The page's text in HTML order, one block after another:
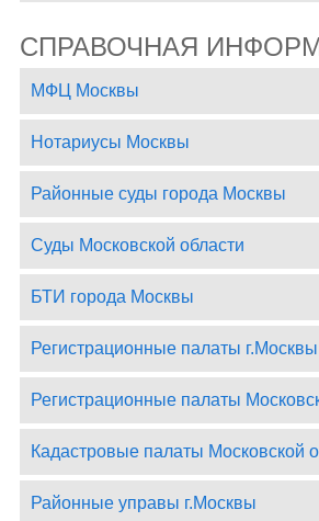
СПРАВОЧНАЯ
МФЦ Москвы
Нотариусы Москвы
Районные суды города Москвы
Суды Московской области
БТИ города Москвы
Регистрационные палаты г.Москвы
Регистрационные палаты
Кадастровые палаты Московской
Районные управы г.Москвы